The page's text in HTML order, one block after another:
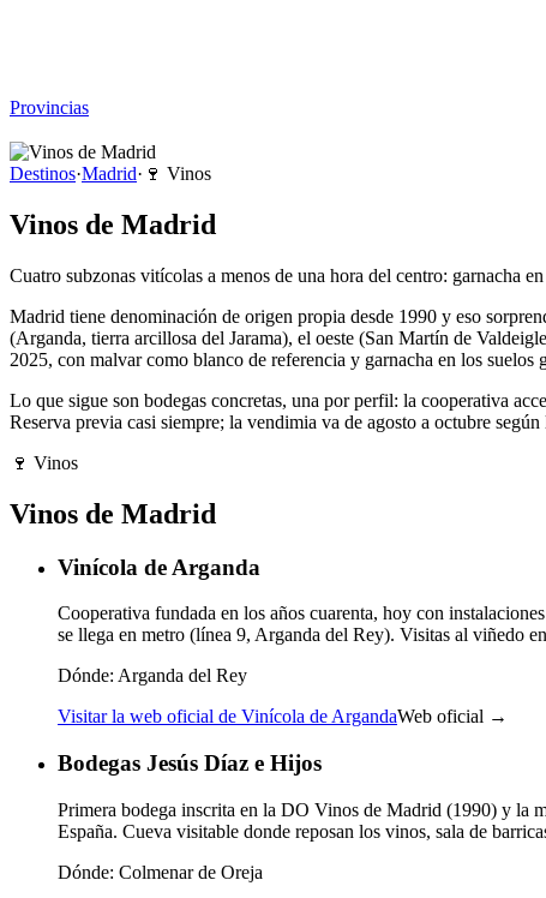
Provincias
Destinos·Madrid· 🍷 Vinos
Vinos de Madrid
Cuatro subzonas vitícolas a menos de una hora del centro: garnacha
Madrid tiene denominación de origen propia desde 1990 y eso
(Arganda, tierra arcillosa del Jarama), el oeste (San Martín de
2025, con malvar como blanco de referencia y garnacha en los suelos
Lo que sigue son bodegas concretas, una por perfil: la cooperativa
Reserva previa casi siempre; la vendimia va de agosto a octubre según
🍷 Vinos
Vinos de Madrid
Vinícola de Arganda
Cooperativa fundada en los años cuarenta, hoy con
se llega en metro (línea 9, Arganda del Rey). Visitas al viñedo
Dónde: Arganda del Rey
Visitar la web oficial de Vinícola de ArgandaWeb oficial →
Bodegas Jesús Díaz e Hijos
Primera bodega inscrita en la DO Vinos de Madrid (1990) y la
España. Cueva visitable donde reposan los vinos, sala de
Dónde: Colmenar de Oreja